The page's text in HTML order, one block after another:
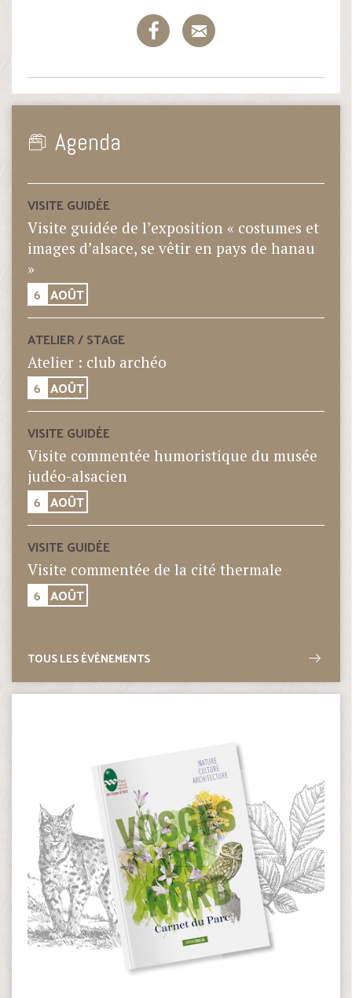
Agenda
VISITE GUIDÉE
Visite guidée de l’exposition « costumes et
images d’alsace, se vêtir en pays de hanau
»
6 AOÛT
ATELIER / STAGE
Atelier : club archéo
6 AOÛT
VISITE GUIDÉE
Visite commentée humoristique du musée
judéo-alsacien
6 AOÛT
VISITE GUIDÉE
Visite commentée de la cité thermale
6 AOÛT
TOUS LES ÉVÈNEMENTS